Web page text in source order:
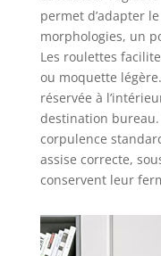
permet d’adapter
morphologies, un
Les roulettes
ou moquette
réservée à
destination
corpulence
assise correcte,
conservent leur